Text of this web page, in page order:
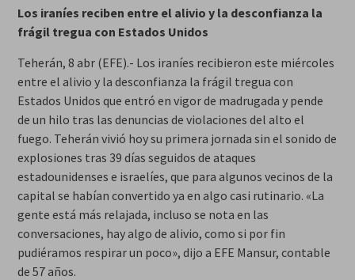
Los iraníes reciben entre el alivio y la desconfianza la
frágil tregua con Estados Unidos
Teherán, 8 abr (EFE).- Los iraníes recibieron este miércoles
entre el alivio y la desconfianza la frágil tregua con
Estados Unidos que entró en vigor de madrugada y pende
de un hilo tras las denuncias de violaciones del alto el
fuego. Teherán vivió hoy su primera jornada sin el sonido de
explosiones tras 39 días seguidos de ataques
estadounidenses e israelíes, que para algunos vecinos de la
capital se habían convertido ya en algo casi rutinario. «La
gente está más relajada, incluso se nota en las
conversaciones, hay algo de alivio, como si por fin
pudiéramos respirar un poco», dijo a EFE Mansur, contable
de 57 años.